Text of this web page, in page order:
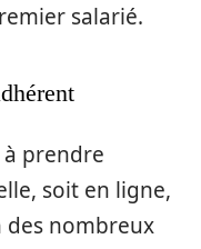
salarié.
prendre
soit en ligne,
des nombreux